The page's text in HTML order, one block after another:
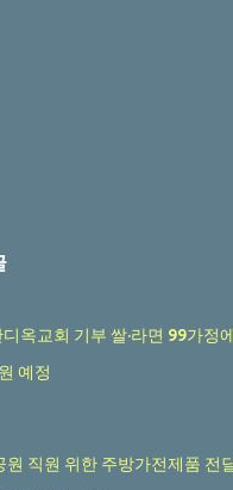
옥교회 기부 쌀·라면 99가정
예정
원 직원 위한 주방가전제품 전